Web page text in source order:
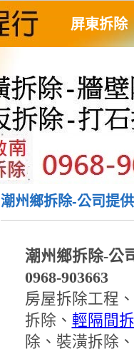
屏東拆除
潮州鄉拆除-公司提
潮州鄉拆除-公
0968-903663
房屋拆除工程
拆除、 輕隔間
除、裝潢拆除